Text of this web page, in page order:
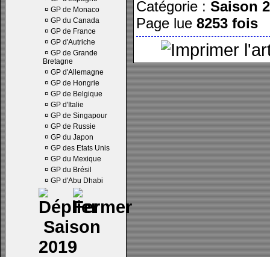
¤ GP de Monaco
¤ GP du Canada
¤ GP de France
¤ GP d'Autriche
¤ GP de Grande
Bretagne
¤ GP d'Allemagne
¤ GP de Hongrie
¤ GP de Belgique
¤ GP d'Italie
¤ GP de Singapour
¤ GP de Russie
¤ GP du Japon
¤ GP des Etats Unis
¤ GP du Mexique
¤ GP du Brésil
¤ GP d'Abu Dhabi
Saison
2019
Catégorie : Saison
Page lue 8253 fois